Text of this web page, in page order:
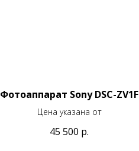
Фотоаппарат Sony DSC-ZV1F
Цена указана от
45 500 р.